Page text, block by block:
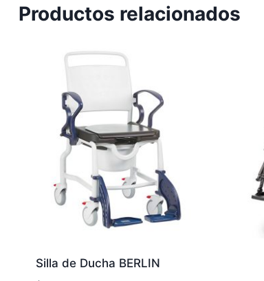
Productos relacionados
Silla de Ducha BERLIN